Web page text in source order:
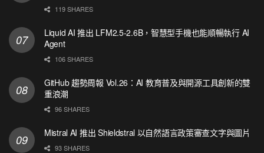
119 SHARES
Liquid AI 推出 LFM2.5-2.6B，智慧型手機也能順暢執行 AI
Agent
106 SHARES
GitHub 趨勢周報 Vol.26：AI 教育普及與開源工具創新的雙
重浪潮
96 SHARES
Mistral AI 推出 Shieldstral 以自然語言政策審查文字與圖片
93 SHARES